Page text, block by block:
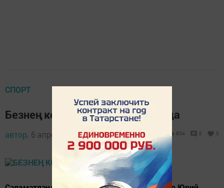
СПОРТ
Безнең команда – өченче урында
автор, 6 апрель 2018 - 09:20 804 0 0